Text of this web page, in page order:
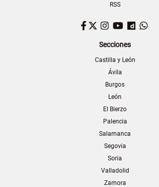
RSS
Facebook
TwitterInstagram
YouTube
Secciones
Castilla y León
Ávila
Burgos
León
El Bierzo
Palencia
Salamanca
Segovia
Soria
Valladolid
Zamora